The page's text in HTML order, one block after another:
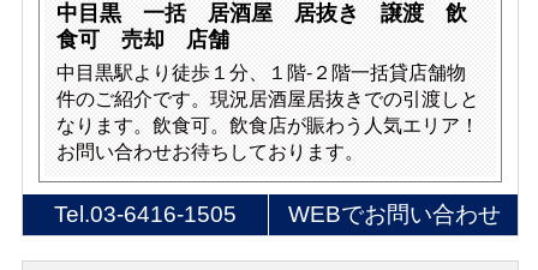
中目黒 一括 居酒屋 居抜き 譲渡 飲
食可 売却 店舗
中目黒駅より徒歩１分、１階-２階一括貸店舗物
件のご紹介です。現況居酒屋居抜きでの引渡しと
なります。飲食可。飲食店が賑わう人気エリア！
お問い合わせお待ちしております。
Tel.03-6416-1505 WEBでお問い合わせ